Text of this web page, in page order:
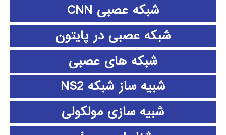
شبکه عصبی CNN
شبکه عصبی در پایتون
شبکه های عصبی
شبیه ساز شبکه NS2
شبیه سازی مولکولی